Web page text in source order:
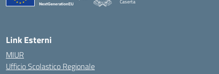
Caserta
Link Esterni
MIUR
Ufficio Scolastico Regionale